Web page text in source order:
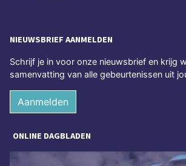
NIEUWSBRIEF AANMELDEN
Schrijf je in voor onze nieuwsbrief en krijg
samenvatting van alle gebeurtenissen uit
Aanmelden
ONLINE DAGBLADEN